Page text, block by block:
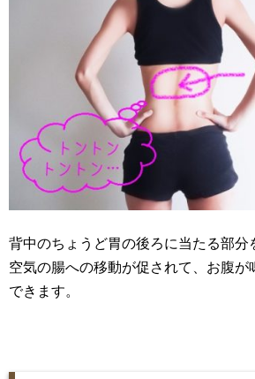
背中のちょうど胃の後ろに当たる部分
空気の腸への移動が促されて、お腹が
できます。